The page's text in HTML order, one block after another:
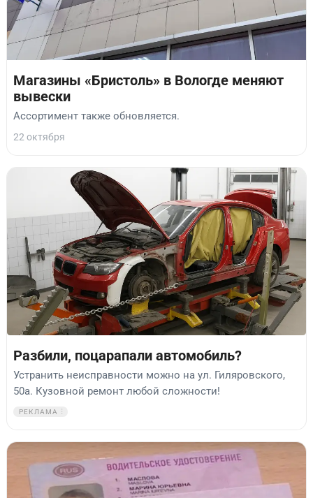
Магазины «Бристоль» в Вологде меняют
вывески
Ассортимент также обновляется.
22 октября
Разбили, поцарапали автомобиль?
Устранить неисправности можно на ул. Гиляровского,
50а. Кузовной ремонт любой сложности!
РЕКЛАМА